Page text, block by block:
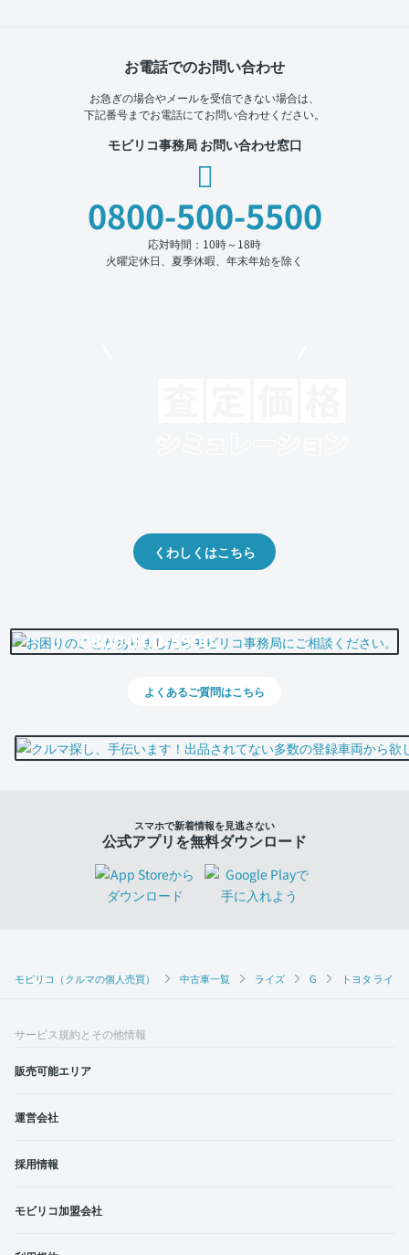
モビリコ（クルマの個人売買） 中古車一覧 ライズ G トヨタ ライ
お電話でのお問い合わせ
お急ぎの場合やメールを受信できない場合は、
下記番号までお電話にてお問い合わせください。
モビリコ事務局 お問い合わせ窓口
0800-500-5500
応対時間：10時～18時
火曜定休日、夏季休暇、年末年始を除く
くわしくはこちら
0800-500-5500
よくあるご質問はこちら
スマホで新着情報を見逃さない
公式アプリを無料ダウンロード
サービス規約とその他情報
販売可能エリア
運営会社
採用情報
モビリコ加盟会社